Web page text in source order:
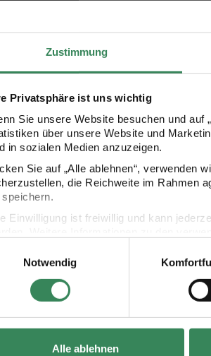
Zustimmung
Privatsphäre ist uns wichtig
Sie unsere Website besuchen und
über unsere Website und
in sozialen Medien anzuzeigen.
Sie auf „Alle ablehnen“, verwenden
die Reichweite im Rahmen
Einwilligung ist freiwillig und kann
Datenschutz Vertrag
Notwendig
Alle ablehnen
Bastelanleitung Schultüte
mit Tüll und Stickern